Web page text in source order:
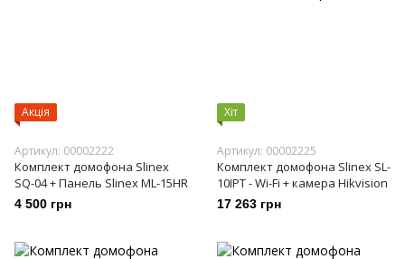
Акція
Артикул: 00002222
Комплект домофона Slinex
SQ-04 + Панель Slinex ML-15HR
4 500 грн
Хіт
Артикул: 00002225
Комплект домофона Slinex SL-
10IPT - Wi-Fi + камера Hikvision
17 263 грн